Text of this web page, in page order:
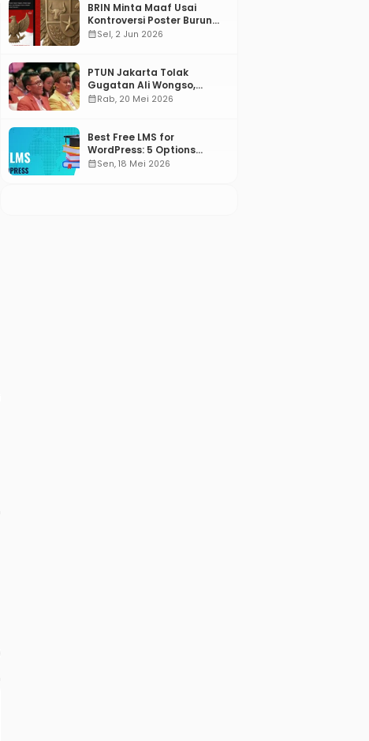
BRIN Minta Maaf Usai
Kontroversi Poster Burung
Garuda
calendar_monthSel, 2 Jun 2026
PTUN Jakarta Tolak
Gugatan Ali Wongso,
Misbakhun: Ini hadiah
calendar_monthRab, 20 Mei 2026
Best Free LMS for
WordPress: 5 Options
Compared for 2026
calendar_monthSen, 18 Mei 2026